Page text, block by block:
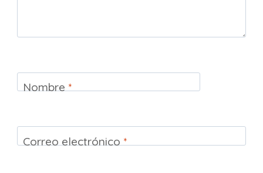
Nombre*
Correo electrónico *